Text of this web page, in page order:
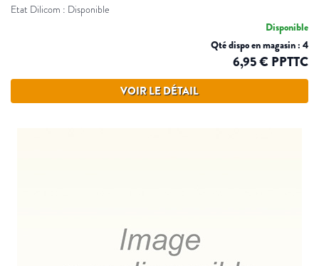
Etat Dilicom : Disponible
Disponible
Qté dispo en magasin : 4
6,95 € PPTTC
VOIR LE DÉTAIL